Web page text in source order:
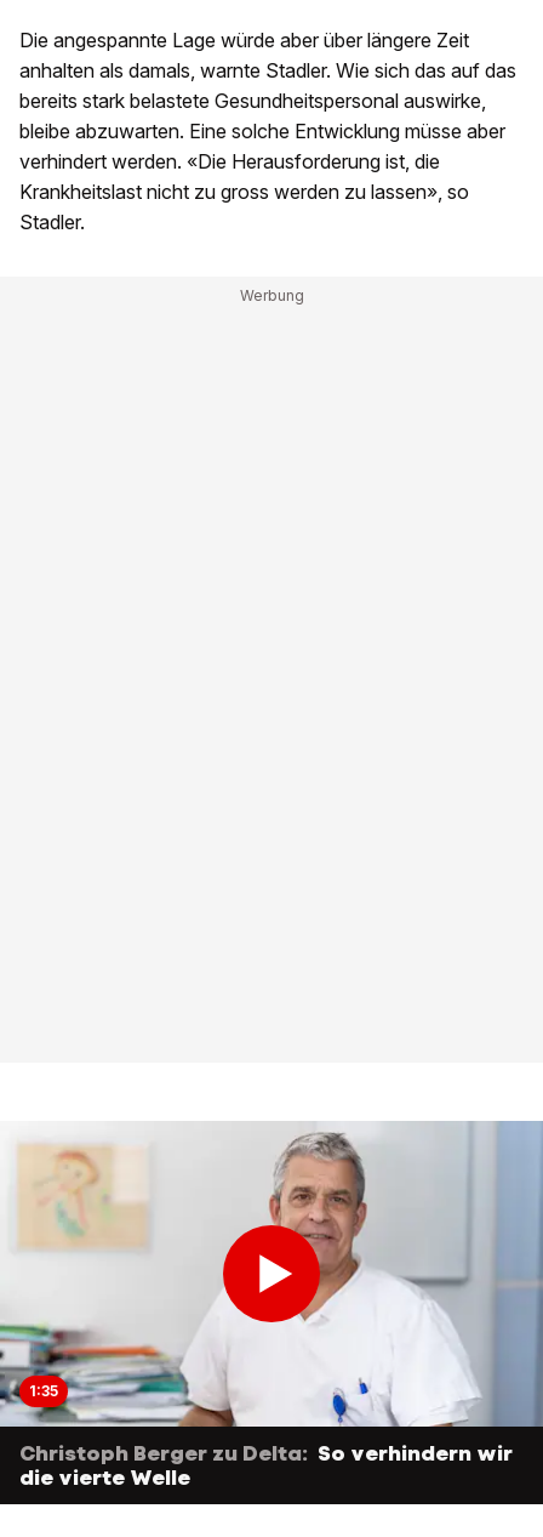
Die angespannte Lage würde aber über längere Zeit
anhalten als damals, warnte Stadler. Wie sich das auf das
bereits stark belastete Gesundheitspersonal auswirke,
bleibe abzuwarten. Eine solche Entwicklung müsse aber
verhindert werden. «Die Herausforderung ist, die
Krankheitslast nicht zu gross werden zu lassen», so
Stadler.
1:35
Christoph Berger zu Delta: So verhindern wir
die vierte Welle